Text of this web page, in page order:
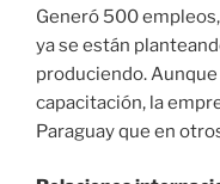
Generó 500
ya se están
produciendo.
capacitación, la
Paraguay que en